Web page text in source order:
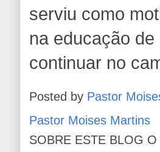
serviu como
na educação
continuar no
Posted by Pastor
Pastor Moises Martins
SOBRE ESTE BLOG